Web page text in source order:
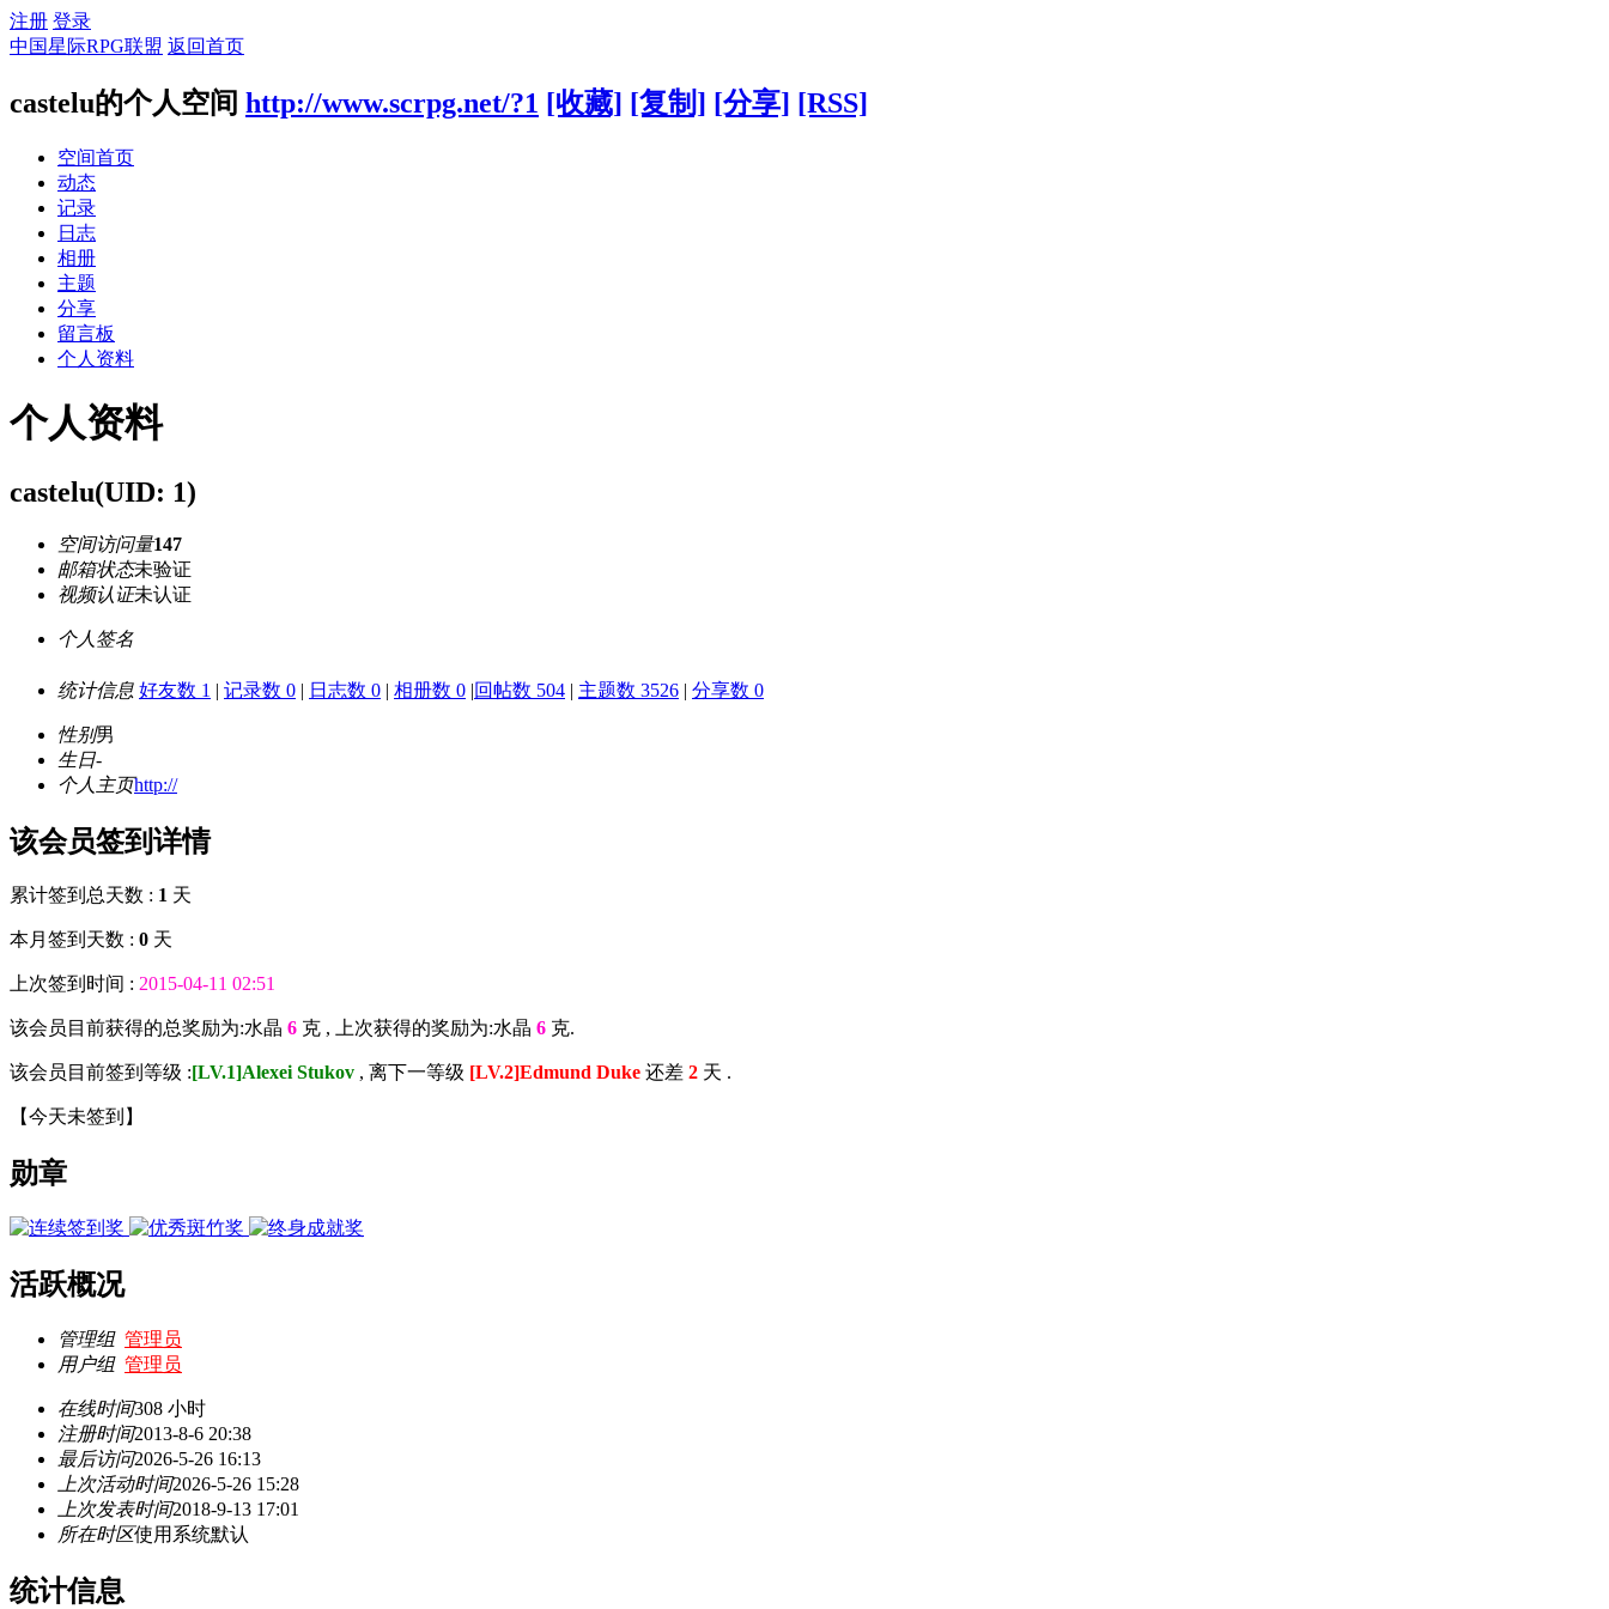
注册 登录
中国星际RPG联盟 返回首页
castelu的个人空间 http://www.scrpg.net/?1 [收藏] [复制] [分享] [RSS]
空间首页
动态
记录
日志
相册
主题
分享
留言板
个人资料
个人资料
castelu(UID: 1)
空间访问量147
邮箱状态未验证
视频认证未认证
个人签名
统计信息 好友数 1 | 记录数 0 | 日志数 0 | 相册数 0 |回帖数 504 | 主题数 3526 | 分享数 0
性别男
生日-
个人主页http://
该会员签到详情
累计签到总天数 : 1 天
本月签到天数 : 0 天
上次签到时间 : 2015-04-11 02:51
该会员目前获得的总奖励为:水晶 6 克 , 上次获得的奖励为:水晶 6 克.
该会员目前签到等级 :[LV.1]Alexei Stukov , 离下一等级 [LV.2]Edmund Duke 还差 2 天 .
【今天未签到 】
勋章
活跃概况
管理组 管理员
用户组 管理员
在线时间308 小时
注册时间2013-8-6 20:38
最后访问2026-5-26 16:13
上次活动时间2026-5-26 15:28
上次发表时间2018-9-13 17:01
所在时区使用系统默认
统计信息